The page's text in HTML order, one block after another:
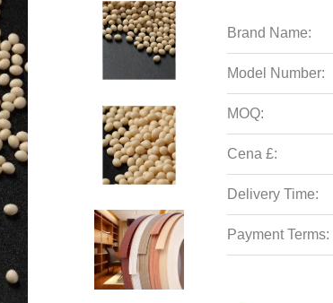
Brand Name:
Model Number:
MOQ:
Cena £:
Delivery Time:
Payment Terms: